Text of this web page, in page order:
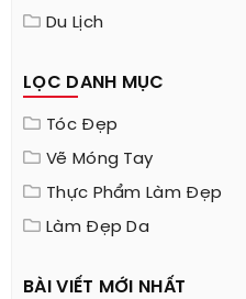
Du Lịch
LỌC DANH MỤC
Tóc Đẹp
Vẽ Móng Tay
Thực Phẩm Làm Đẹp
Làm Đẹp Da
BÀI VIẾT MỚI NHẤT